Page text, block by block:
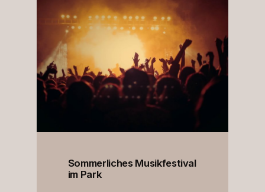
Sommerliches Musikfestival
im Park